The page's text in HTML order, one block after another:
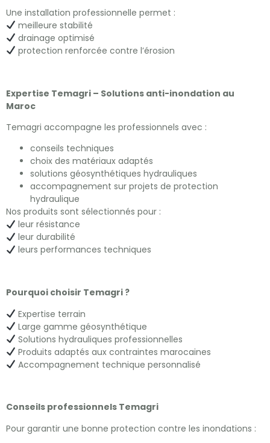
Une installation professionnelle permet :
meilleure stabilité
drainage optimisé
protection renforcée contre l’érosion
Expertise Temagri – Solutions anti-inondation au
Maroc
Temagri accompagne les professionnels avec :
conseils techniques
choix des matériaux adaptés
solutions géosynthétiques hydrauliques
accompagnement sur projets de protection
hydraulique
Nos produits sont sélectionnés pour :
leur résistance
leur durabilité
leurs performances techniques
Pourquoi choisir Temagri ?
Expertise terrain
Large gamme géosynthétique
Solutions hydrauliques professionnelles
Produits adaptés aux contraintes marocaines
Accompagnement technique personnalisé
Conseils professionnels Temagri
Pour garantir une bonne protection contre les inondations :